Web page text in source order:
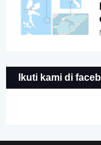
Ikuti kami di